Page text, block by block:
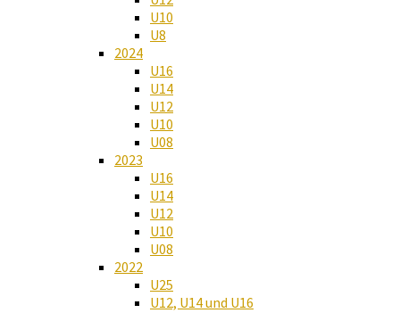
U10
U8
2024
U16
U14
U12
U10
U08
2023
U16
U14
U12
U10
U08
2022
U25
U12, U14 und U16